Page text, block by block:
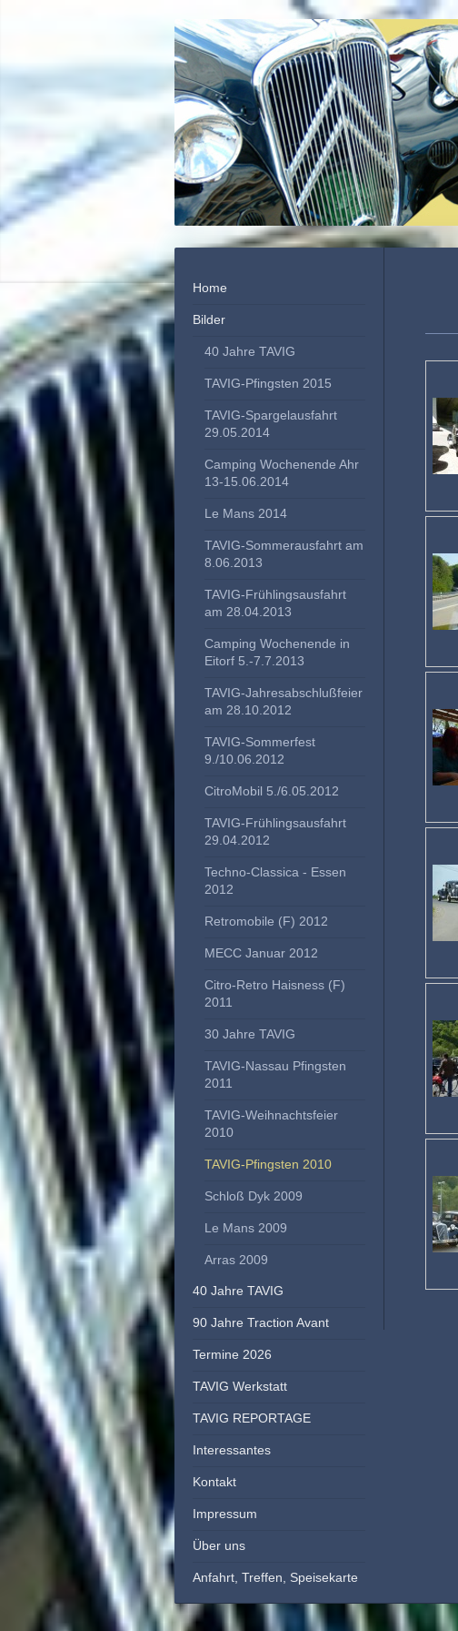
Home
Bilder
40 Jahre TAVIG
TAVIG-Pfingsten 2015
TAVIG-Spargelausfahrt
29.05.2014
Camping Wochenende Ahr
13-15.06.2014
Le Mans 2014
TAVIG-Sommerausfahrt am
8.06.2013
TAVIG-Frühlingsausfahrt
am 28.04.2013
Camping Wochenende in
Eitorf 5.-7.7.2013
TAVIG-Jahresabschlußfeier
am 28.10.2012
TAVIG-Sommerfest
9./10.06.2012
CitroMobil 5./6.05.2012
TAVIG-Frühlingsausfahrt
29.04.2012
Techno-Classica - Essen
2012
Retromobile (F) 2012
MECC Januar 2012
Citro-Retro Haisness (F)
2011
30 Jahre TAVIG
TAVIG-Nassau Pfingsten
2011
TAVIG-Weihnachtsfeier
2010
TAVIG-Pfingsten 2010
Schloß Dyk 2009
Le Mans 2009
Arras 2009
40 Jahre TAVIG
90 Jahre Traction Avant
Termine 2026
TAVIG Werkstatt
TAVIG REPORTAGE
Interessantes
Kontakt
Impressum
Über uns
Anfahrt, Treffen, Speisekarte